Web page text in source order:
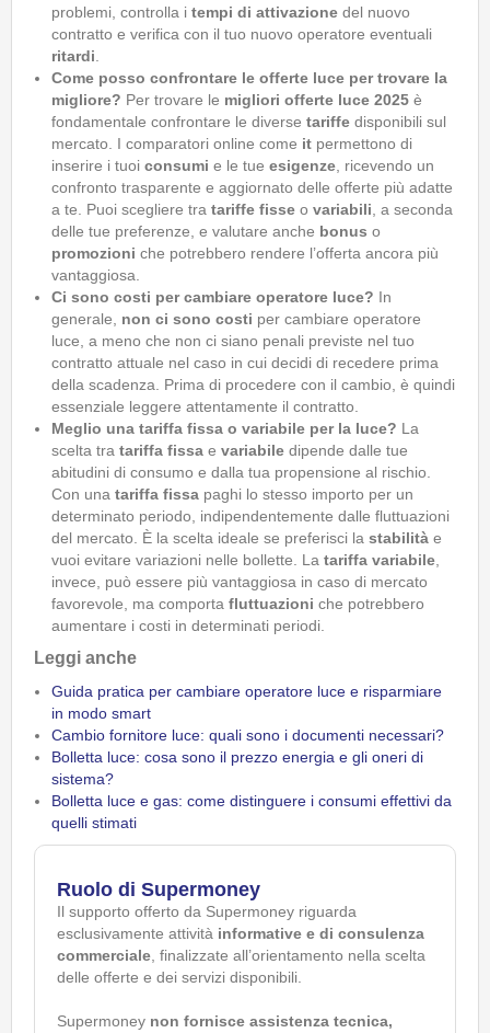
problemi, controlla i tempi di attivazione del nuovo
contratto e verifica con il tuo nuovo operatore eventuali
ritardi
Come posso confrontare le offerte luce per trovare la
migliore? Per trovare le migliori offerte luce 2025 è
fondamentale confrontare le diverse tariffe disponibili sul
mercato. I comparatori online come it permettono di
inserire i tuoi consumi e le tue esigenze , ricevendo un
confronto trasparente e aggiornato delle offerte più adatte
a te. Puoi scegliere tra tariffe fisse o variabili , a seconda
delle tue preferenze, e valutare anche bonus o
promozioni che potrebbero rendere l’offerta ancora più
vantaggiosa.
Ci sono costi per cambiare operatore luce? In
generale, non ci sono costi per cambiare operatore
luce, a meno che non ci siano penali previste nel tuo
contratto attuale nel caso in cui decidi di recedere prima
della scadenza. Prima di procedere con il cambio, è quindi
essenziale leggere attentamente il contratto.
Meglio una tariffa fissa o variabile per la luce? La
scelta tra tariffa fissa e variabile dipende dalle tue
abitudini di consumo e dalla tua propensione al rischio.
Con una tariffa fissa paghi lo stesso importo per un
determinato periodo, indipendentemente dalle fluttuazioni
del mercato. È la scelta ideale se preferisci la stabilità e
vuoi evitare variazioni nelle bollette. La tariffa variabile
invece, può essere più vantaggiosa in caso di mercato
favorevole, ma comporta fluttuazioni che potrebbero
aumentare i costi in determinati periodi.
Leggi anche
Guida pratica per cambiare operatore luce e risparmiare
in modo smart
Cambio fornitore luce: quali sono i documenti necessari?
Bolletta luce: cosa sono il prezzo energia e gli oneri di
sistema?
Bolletta luce e gas: come distinguere i consumi effettivi da
quelli stimati
Ruolo di Supermoney
Il supporto offerto da Supermoney riguarda
esclusivamente attività informative e di consulenza
commerciale , finalizzate all’orientamento nella scelta
delle offerte e dei servizi disponibili.
Supermoney non fornisce assistenza tecnica,